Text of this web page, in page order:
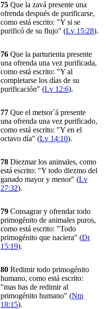
75 Que la zavá presente una
ofrenda después de purificarse,
como está escrito: "Y si se
purificó de su flujo" (Lv 15:28).
76 Que la parturienta presente
una ofrenda una vez purificada,
como está escrito: "Y al
completarse los días de su
purificación" (Lv 12:6).
77 Que el metsor`á presente
una ofrenda una vez purificado,
como está escrito: "Y en el
octavo día" (Lv 14:10).
78 Diezmarlos animales, como
está escrito: "Y todo diezmo del
ganado mayor y menor" (Lv
27:32).
79 Consagrar y ofrendartodo
primogénito de animales puros,
como está escrito: "Todo
primogénito que naciera" (Dt
15:19).
80 Redimirtodo primogénito
humano, como está escrito:
"mas has de redimir al
primogénito humano" (Nm
18:15).